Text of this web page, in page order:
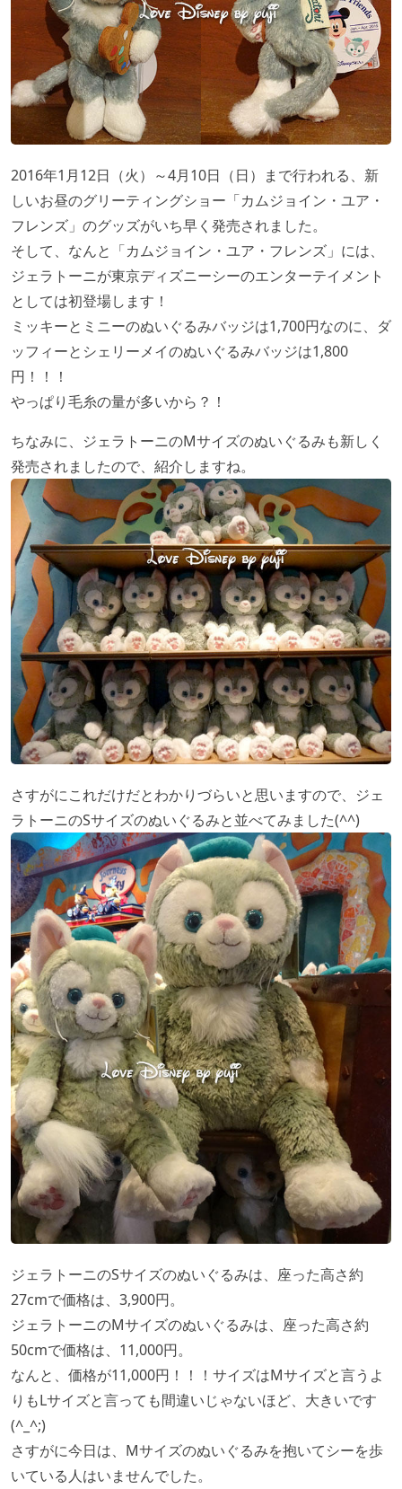
2016年1月12日（火）～4月10日（日）まで行われる、新
しいお昼のグリーティングショー「カムジョイン・ユア・
フレンズ」のグッズがいち早く発売されました。
そして、なんと「カムジョイン・ユア・フレンズ」には、
ジェラトーニが東京ディズニーシーのエンターテイメント
としては初登場します！
ミッキーとミニーのぬいぐるみバッジは1,700円なのに、ダ
ッフィーとシェリーメイのぬいぐるみバッジは1,800
円！！！
やっぱり毛糸の量が多いから？！
ちなみに、ジェラトーニのMサイズのぬいぐるみも新しく
発売されましたので、紹介しますね。
さすがにこれだけだとわかりづらいと思いますので、ジェ
ラトーニのSサイズのぬいぐるみと並べてみました(^^)
ジェラトーニのSサイズのぬいぐるみは、座った高さ約
27cmで価格は、3,900円。
ジェラトーニのMサイズのぬいぐるみは、座った高さ約
50cmで価格は、11,000円。
なんと、価格が11,000円！！！サイズはMサイズと言うよ
りもLサイズと言っても間違いじゃないほど、大きいです
(^_^;)
さすがに今日は、Mサイズのぬいぐるみを抱いてシーを歩
いている人はいませんでした。